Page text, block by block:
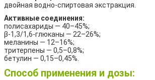
двойная водно-спиртовая экстракция.
Активные соединения:
полисахариды — 40–45%;
β-1,3/1,6-глюканы — 22–26%;
меланины — 12–16%;
тритерпены — 0,5–0,8%;
бетулин — 0,15–0,45%.
Способ применения и дозы: